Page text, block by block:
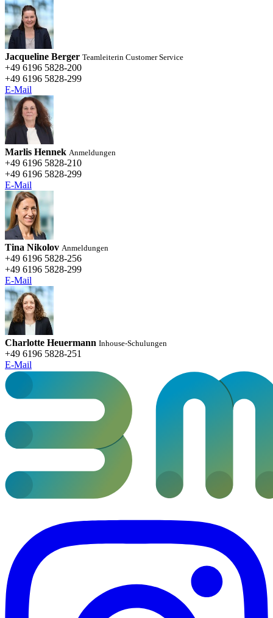
Jacqueline Berger Teamleiterin Customer Service
+49 6196 5828-200
+49 6196 5828-299
E-Mail
Marlis Hennek Anmeldungen
+49 6196 5828-210
+49 6196 5828-299
E-Mail
Tina Nikolov Anmeldungen
+49 6196 5828-256
+49 6196 5828-299
E-Mail
Charlotte Heuermann Inhouse-Schulungen
+49 6196 5828-251
E-Mail